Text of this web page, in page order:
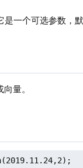
一个可选参数，默
量。